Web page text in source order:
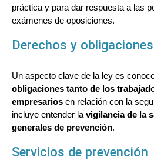
práctica y para dar respuesta a las
exámenes de oposiciones.
Derechos y
Un aspecto clave de la ley es
obligaciones tanto de los
empresarios en relación con la
incluye entender la vigilancia de la
generales de prevención.
Servicios de prevención